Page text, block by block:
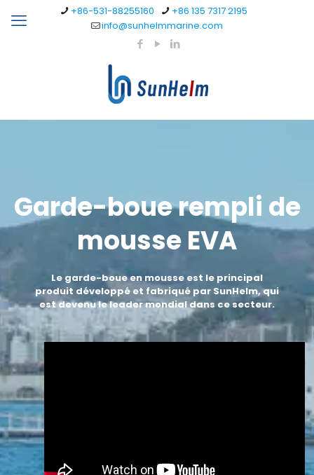
+86-531-88255160
+86 135 7317 2195
info@sunhelmmarine.com
Garde-boue rempli de
mousse EVA
Le garde-boue en mousse est le principal
produit développé et fabriqué par SunHelm, qui
est devenu le leader mondial dans ce secteur.